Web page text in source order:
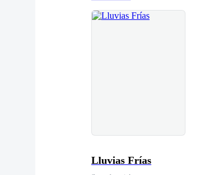
Lluvias Frías